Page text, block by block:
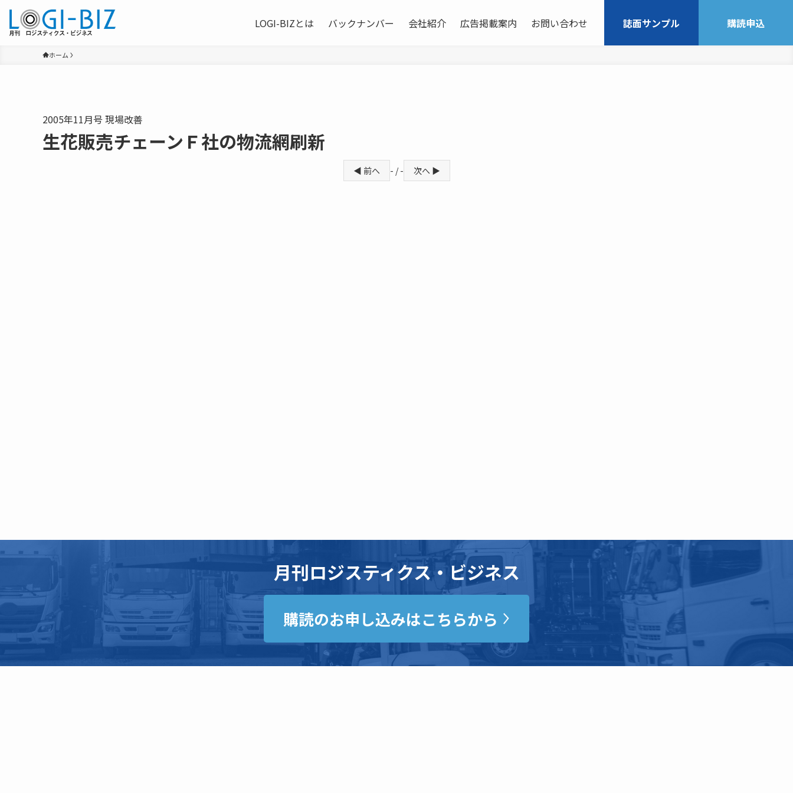
LOGI-BIZとは バックナンバー 会社紹介 広告掲載案内 お問い合わせ 誌面サンプル 購読申込
ホーム
2005年11月号 現場改善
生花販売チェーンＦ社の物流網刷新
◀ 前へ - / - 次へ ▶
月刊ロジスティクス・ビジネス
購読のお申し込みはこちらから